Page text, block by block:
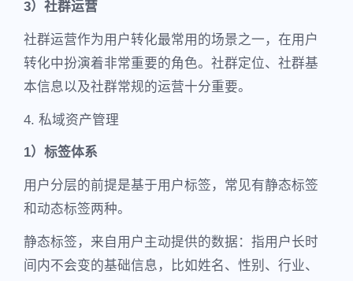
3）社群运营
社群运营作为用户转化最常用的场景之一，在用户
转化中扮演着非常重要的角色。社群定位、社群基
本信息以及社群常规的运营十分重要。
4. 私域资产管理
1）标签体系
用户分层的前提是基于用户标签，常见有静态标签
和动态标签两种。
静态标签，来自用户主动提供的数据：指用户长时
间内不会变的基础信息，比如姓名、性别、行业、